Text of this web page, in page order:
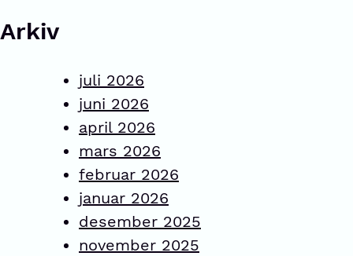
Arkiv
juli 2026
juni 2026
april 2026
mars 2026
februar 2026
januar 2026
desember 2025
november 2025